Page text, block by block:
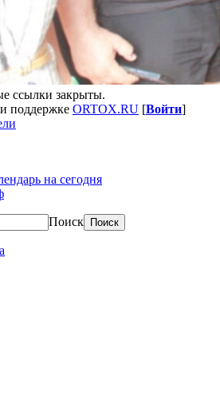
ссылки закрыты.
поддержке ORTOX.RU [Войти]
на сегодня
Поиск